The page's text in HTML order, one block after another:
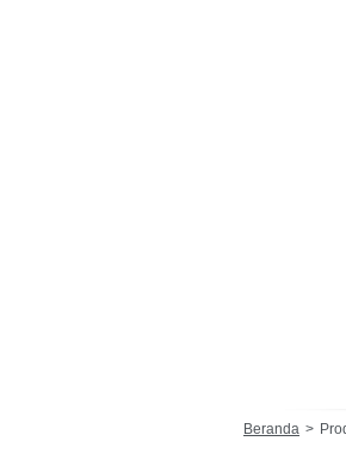
Beranda